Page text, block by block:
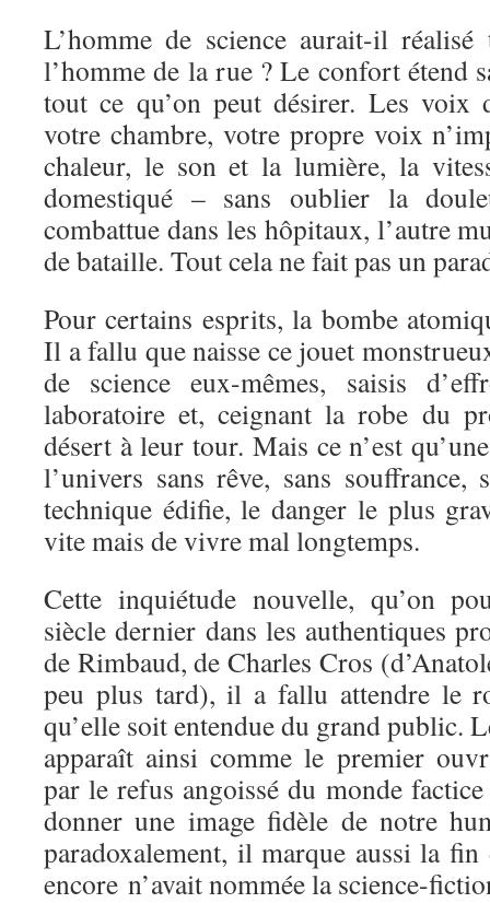
L’homme de science aurait-il
l’homme de la rue ? Le confort étend
tout ce qu’on peut désirer. Les voix
votre chambre, votre propre voix
chaleur, le son et la lumière, la
domestiqué – sans oublier la
combattue dans les hôpitaux, l’autre
de bataille. Tout cela ne fait pas un
Pour certains esprits, la bombe
Il a fallu que naisse ce jouet
de science eux-mêmes, saisis
laboratoire et, ceignant la robe du
désert à leur tour. Mais ce n’est
l’univers sans rêve, sans
technique édifie, le danger le plus
vite mais de vivre mal longtemps.
Cette inquiétude nouvelle, qu’on
siècle dernier dans les authentiques
de Rimbaud, de Charles Cros
peu plus tard), il a fallu attendre le
qu’elle soit entendue du grand public.
apparaît ainsi comme le premier
par le refus angoissé du monde
donner une image fidèle de notre
paradoxalement, il marque aussi la
encore n’avait nommée la science-